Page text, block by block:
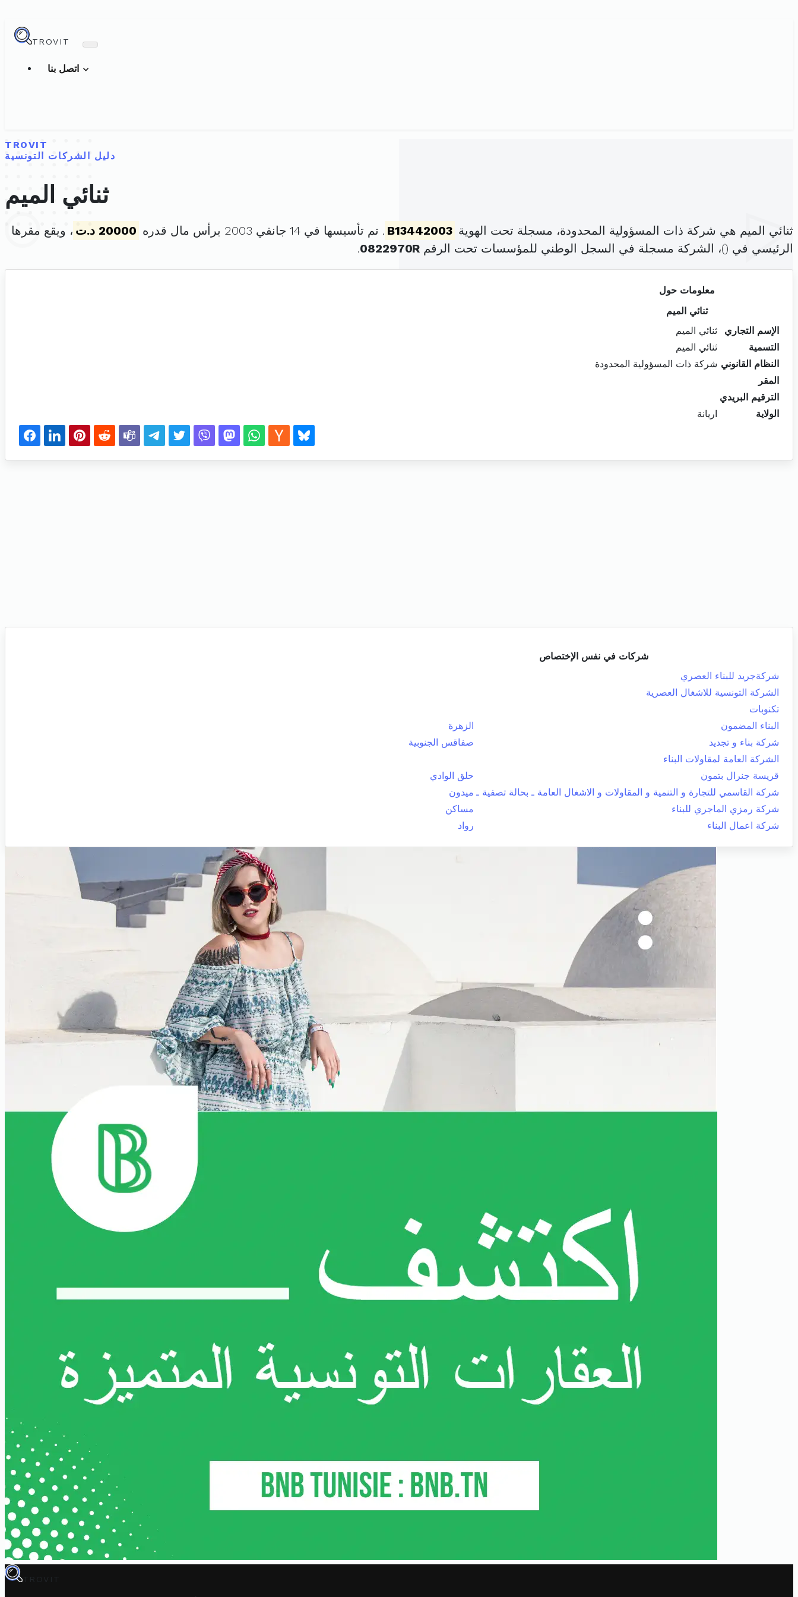
TROVIT
TROVIT
دليل الشركات التونسية
ثنائي الميم
ثنائي الميم هي شركة ذات المسؤولية المحدودة، مسجلة تحت الهوية B13442003 . تم تأسيسها في 14 جانفي 2003 برأس مال قدره 20000 د.ت
، ويقع مقرها
الرئيسي في ()، الشركة مسجلة في السجل الوطني للمؤسسات تحت الرقم 0822970R
.
معلومات حول
ثنائي الميم
الإسم التجاري
ثنائي الميم
التسمية
ثنائي الميم
النظام القانوني شركة ذات المسؤولية المحدودة
المقر
الترقيم البريدي
الولاية
اريانة
شركات في نفس الإختصاص
شركةجريد للبناء العصري
الشركة التونسية للاشغال العصرية
تكنوبات
البناء المضمون
الزهرة
شركة بناء و تجديد
صفاقس الجنوبية
الشركة العامة لمقاولات البناء
قريسة جنرال بتمون
حلق الوادي
شركة القاسمي للتجارة و التنمية و المقاولات و الاشغال العامة ـ بحالة تصفية ـ ميدون
شركة رمزي الماجري للبناء
مساكن
شركة اعمال البناء
رواد
TROVIT